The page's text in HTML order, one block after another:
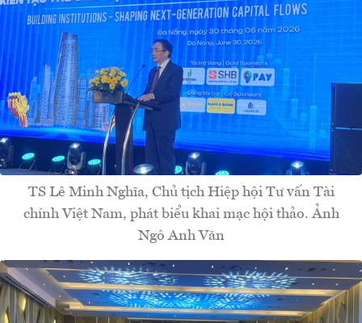
TS Lê Minh Nghĩa, Chủ tịch Hiệp hội Tư vấn Tài
chính Việt Nam, phát biểu khai mạc hội thảo. Ảnh
Ngô Anh Văn